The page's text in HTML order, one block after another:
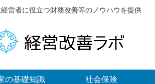
営者に役立つ財務改善等のノウハウを提供
の基礎知識 社会保険